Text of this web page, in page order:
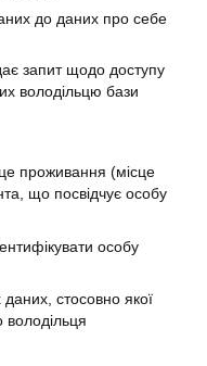
до даних про себе
запит щодо доступу
володільцю бази
проживання (місце
що посвідчує особу
особу
стосовно якої
володільця